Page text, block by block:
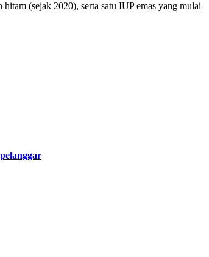
(sejak 2020), serta satu IUP emas yang mulai